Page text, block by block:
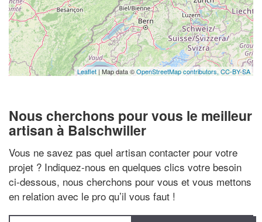
Leaflet | Map data ©OpenStreetMap contributors, CC-BY-SA
Nous cherchons pour vous le meilleur
artisan à Balschwiller
Vous ne savez pas quel artisan contacter pour votre
projet ? Indiquez-nous en quelques clics votre besoin
ci-dessous, nous cherchons pour vous et vous mettons
en relation avec le pro qu’il vous faut !